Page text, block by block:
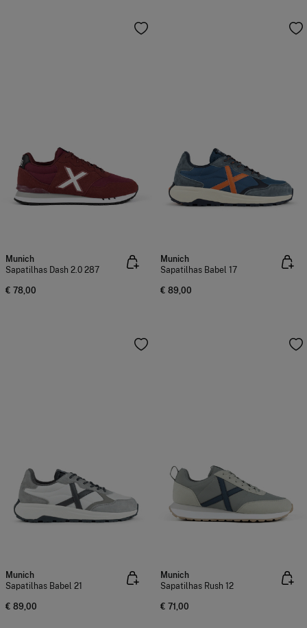
Munich
Sapatilhas Dash 2.0 287
€ 78,00
Munich
Sapatilhas Babel 17
€ 89,00
Munich
Sapatilhas Babel 21
€ 89,00
Munich
Sapatilhas Rush 12
€ 71,00